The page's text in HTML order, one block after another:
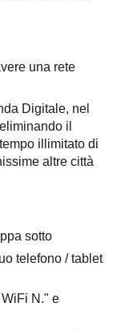
una rete
Digitale, nel
il
illimitato di
altre città
sotto
telefono / tablet
N." e